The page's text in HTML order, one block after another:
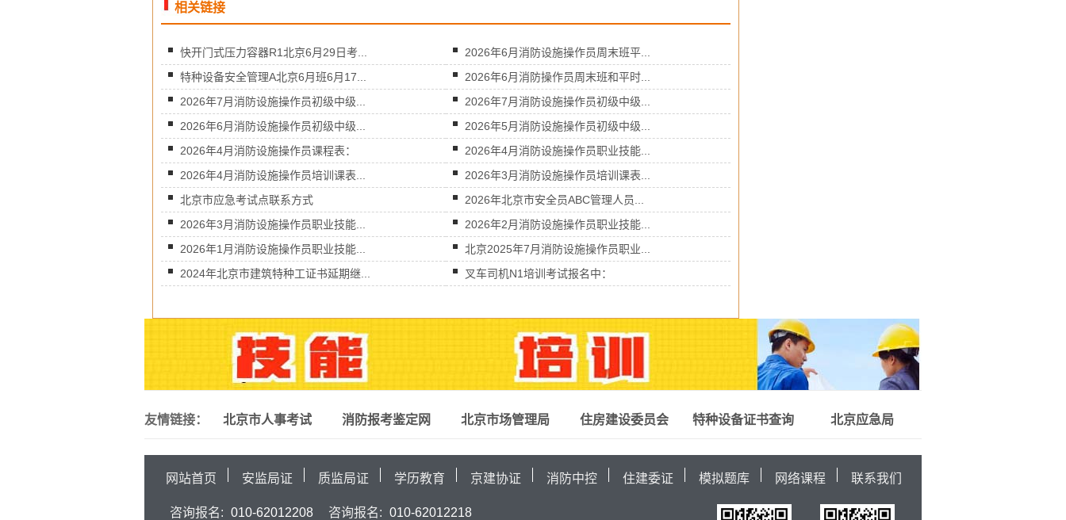
相关链接
快开门式压力容器R1北京6月29日考...
2026年6月消防设施操作员周末班平...
特种设备安全管理A北京6月班6月17...
2026年6月消防操作员周末班和平时...
2026年7月消防设施操作员初级中级...
2026年7月消防设施操作员初级中级...
2026年6月消防设施操作员初级中级...
2026年5月消防设施操作员初级中级...
2026年4月消防设施操作员课程表：
2026年4月消防设施操作员职业技能...
2026年4月消防设施操作员培训课表...
2026年3月消防设施操作员培训课表...
北京市应急考试点联系方式
2026年北京市安全员ABC管理人员...
2026年3月消防设施操作员职业技能...
2026年2月消防设施操作员职业技能...
2026年1月消防设施操作员职业技能...
北京2025年7月消防设施操作员职业...
2024年北京市建筑特种工证书延期继...
叉车司机N1培训考试报名中：
友情链接： 北京市人事考试 消防报考鉴定网 北京市场管理局 住房建设委员会 特种设备证书查询 北京应急局
网站首页 安监局证 质监局证 学历教育 京建协证 消防中控 住建委证 模拟题库 网络课程 联系我们
咨询报名: 010-62012208 咨询报名: 010-62012218